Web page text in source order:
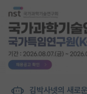
김박사넷의 새로